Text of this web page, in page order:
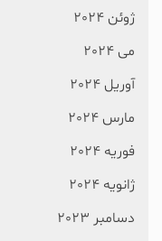
ژوئن 2024
می 2024
آوریل 2024
مارس 2024
فوریه 2024
ژانویه 2024
دسامبر 2023